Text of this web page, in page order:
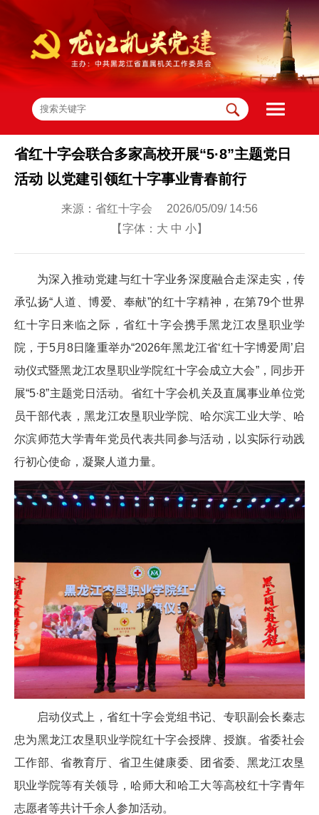
省红十字会联合多家高校开展“5·8”主题党日
活动 以党建引领红十字事业青春前行
来源：省红十字会 2026/05/09/ 14:56
【字体： 大 中 小】
为深入推动党建与红十字业务深度融合走深走实，传
承弘扬“人道、博爱、奉献”的红十字精神，在第79个世界
红十字日来临之际，省红十字会携手黑龙江农垦职业学
院，于5月8日隆重举办“2026年黑龙江省‘红十字博爱周’启
动仪式暨黑龙江农垦职业学院红十字会成立大会”，同步开
展“5·8”主题党日活动。省红十字会机关及直属事业单位党
员干部代表，黑龙江农垦职业学院、哈尔滨工业大学、哈
尔滨师范大学青年党员代表共同参与活动，以实际行动践
行初心使命，凝聚人道力量。
启动仪式上，省红十字会党组书记、专职副会长秦志
忠为黑龙江农垦职业学院红十字会授牌、授旗。省委社会
工作部、省教育厅、省卫生健康委、团省委、黑龙江农垦
职业学院等有关领导，哈师大和哈工大等高校红十字青年
志愿者等共计千余人参加活动。